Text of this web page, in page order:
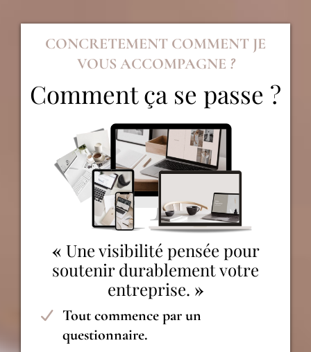
CONCRETEMENT COMMENT JE
VOUS ACCOMPAGNE ?
Comment ça se passe ?
« Une visibilité pensée pour
soutenir durablement votre
entreprise. »
Tout commence par un
questionnaire.